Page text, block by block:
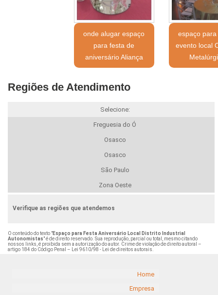
onde alugar espaço
para festa de
aniversário Aliança
espaço
evento local
Regiões de Atendimento
Selecione:
Freguesia do Ó
Osasco
Osasco
São Paulo
Zona Oeste
Verifique as regiões que atendemos
O conteúdo do texto "Espaço para Festa Aniversário Local Distrito Industrial
Autonomistas" é de direito reservado. Sua reprodução, parcial ou total, mesmo citando
nossos links, é proibida sem a autorização do autor. Crime de violação de direito autoral –
artigo 184 do Código Penal –
Lei 9610/98 - Lei de direitos autorais
Home
Empresa